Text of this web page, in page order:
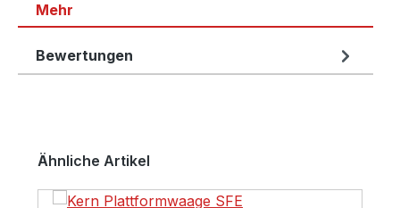
Mehr
Bewertungen
Produktgalerie überspringen
Ähnliche Artikel